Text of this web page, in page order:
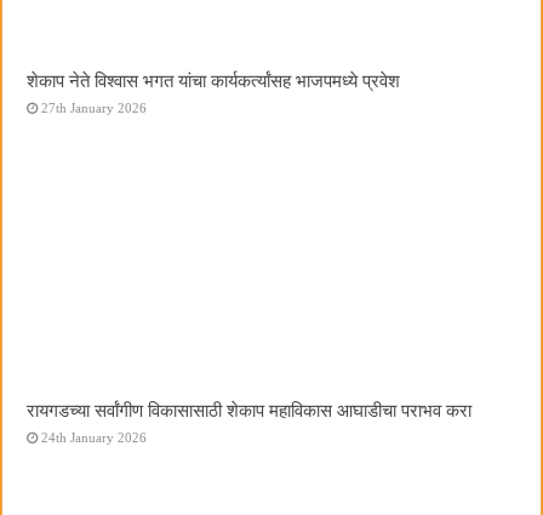
शेकाप नेते विश्वास भगत यांचा कार्यकर्त्यांसह भाजपमध्ये प्रवेश
27th January 2026
रायगडच्या सर्वांगीण विकासासाठी शेकाप महाविकास आघाडीचा पराभव करा
24th January 2026